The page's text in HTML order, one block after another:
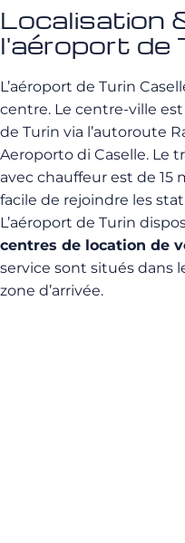
Localisation
l'aéroport de
L’aéroport de Turin
centre. Le centre-ville
de Turin via l’autoroute
Aeroporto di Caselle. Le
avec chauffeur est de
facile de rejoindre les
L’aéroport de Turin
centres de location de
service sont situés dans
zone d’arrivée.